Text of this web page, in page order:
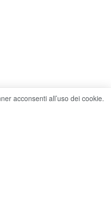
acconsenti all’uso dei cookie.